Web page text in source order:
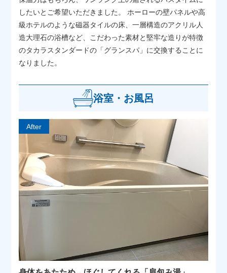
したいとご希望いただきました。 ホーローの壁パネルや高
級ホテルのような磁器タイルの床、一層構造のアクリル人
造大理石の浴槽など、こだわった素材と堅牢な造りが特徴
のタカラスタンダードの「グランスパ」に交換することに
なりました。
浴室・お風呂
After